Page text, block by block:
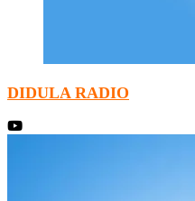
DIDULA RADIO